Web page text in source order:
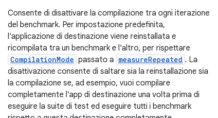
Consente di disattivare la compilazione tra ogni iterazione
del benchmark. Per impostazione predefinita,
l'applicazione di destinazione viene reinstallata e
ricompilata tra un benchmark e l'altro, per rispettare
CompilationMode passato a measureRepeated . La
disattivazione consente di saltare sia la reinstallazione sia
la compilazione se, ad esempio, vuoi compilare
completamente l'app di destinazione una volta prima di
eseguire la suite di test ed eseguire tutti i benchmark